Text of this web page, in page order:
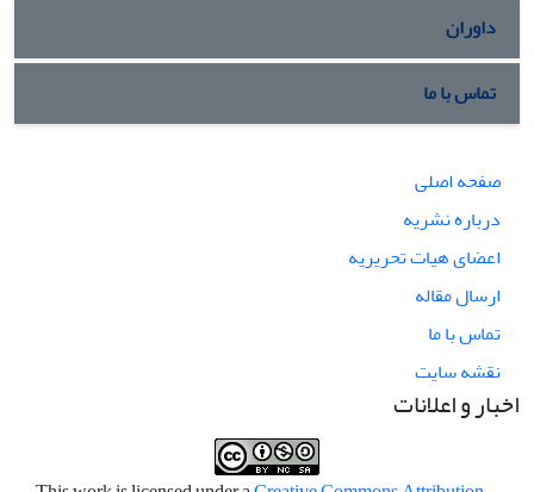
داوران
تماس با ما
صفحه اصلی
درباره نشریه
اعضای هیات تحریریه
ارسال مقاله
تماس با ما
نقشه سایت
اخبار و اعلانات